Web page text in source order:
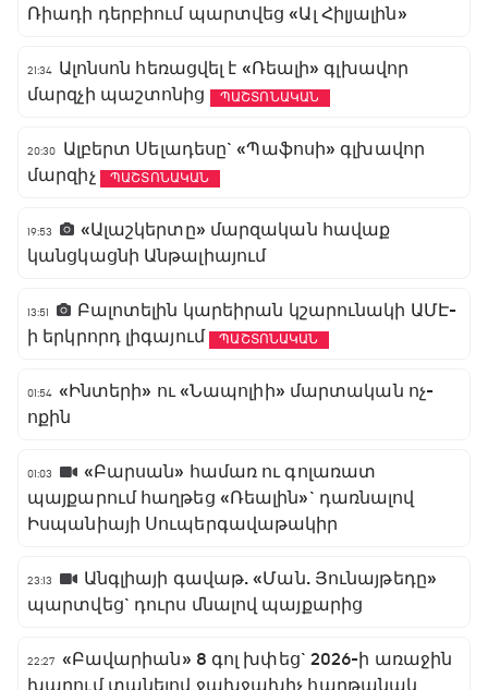
Ռիադի դերբիում պարտվեց «Ալ Հիլյալին»
21:34 Ալոնսոն հեռացվել է «Ռեալի» գլխավոր
մարզչի պաշտոնից
ՊԱՇՏՈՆԱԿԱՆ
20:30
Ալբերտ Սելադեսը` «Պաֆոսի» գլխավոր
մարզիչ
ՊԱՇՏՈՆԱԿԱՆ
19:53
«Ալաշկերտը» մարզական հավաք
կանցկացնի Անթալիայում
13:51
Բալոտելին կարեիրան կշարունակի ԱՄԷ-
ի երկրորդ լիգայում
ՊԱՇՏՈՆԱԿԱՆ
01:54 «Ինտերի» ու «Նապոլիի» մարտական ոչ-
ոքին
01:03
«Բարսան» համառ ու գոլառատ
պայքարում հաղթեց «Ռեալին»` դառնալով
Իսպանիայի Սուպերգավաթակիր
23:13
Անգլիայի գավաթ. «Ման. Յունայթեդը»
պարտվեց` դուրս մնալով պայքարից
22:27 «Բավարիան» 8 գոլ խփեց` 2026-ի առաջին
խաղում տանելով ջախջախիչ հաղթանակ